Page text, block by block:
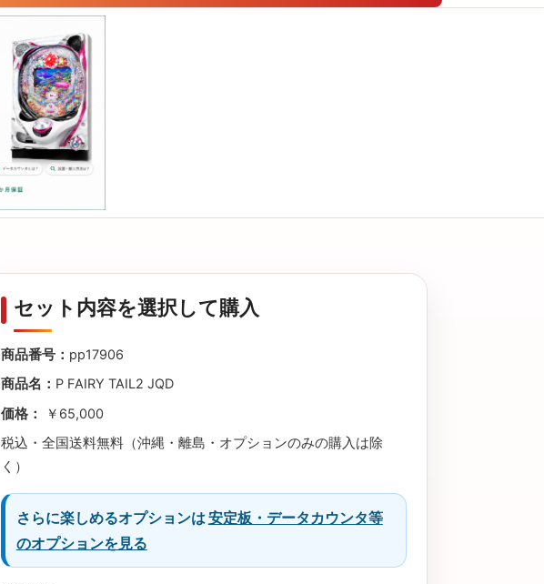
セット内容を選択して購入
商品番号： pp17906
商品名： P FAIRY TAIL2 JQD
価格：
￥65,000
税込・全国送料無料（沖縄・離島・オプションのみの購入は除
く）
さらに楽しめるオプションは安定板・データカウンタ等
のオプションを見る